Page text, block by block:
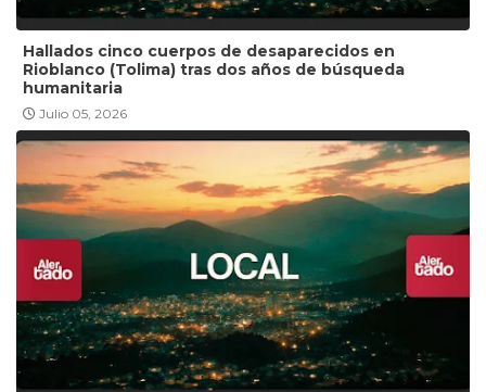
Hallados cinco cuerpos de desaparecidos en
Rioblanco (Tolima) tras dos años de búsqueda
humanitaria
Julio 05, 2026